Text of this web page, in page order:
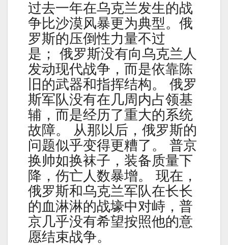
过去一年在乌克兰发生的战
争比沙漠风暴更为典型。俄
罗斯的压倒性力量不过
是； 俄罗斯没有向乌克兰人
发动现代战争，而是依靠陈
旧的武器和指挥结构。 俄罗
斯军队没有在几周内占领基
辅，而是经历了重大的系统
故障。 从那以后，俄罗斯的
问题似乎变得更糟了。 普京
换帅如换袜子，装备质量下
降，伤亡人数暴增。 现在，
俄罗斯和乌克兰军队在长长
的血淋淋的战壕中对峙，普
京几乎没有希望按照他的意
愿结束战争。